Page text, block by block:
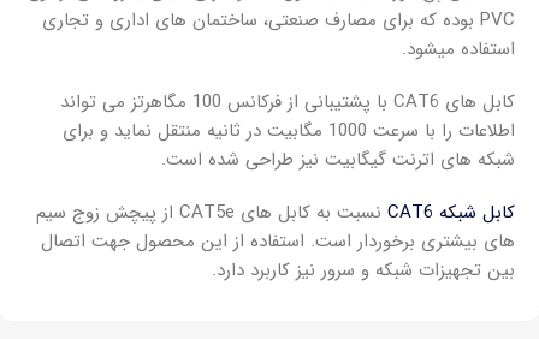
PVC بوده که برای مصارف صنعتی، ساختمان های اداری و تجاری
استفاده میشود.
کابل های CAT6 با پشتیبانی از فرکانس 100 مگاهرتز می تواند
اطلاعات را با سرعت 1000 مگابیت در ثانیه منتقل نماید و برای
شبکه های اترنت گیگابیت نیز طراحی شده است.
کابل شبکه CAT6
نسبت به کابل های CAT5e از پیچش زوج سیم
های بیشتری برخوردار است. استفاده از این محصول جهت اتصال
بین تجهیزات شبکه و سرور نیز کاربرد دارد.